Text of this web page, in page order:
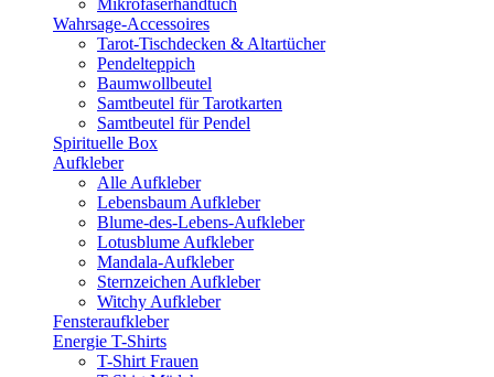
Mikrofaserhandtuch
Wahrsage-Accessoires
Tarot-Tischdecken & Altartücher
Pendelteppich
Baumwollbeutel
Samtbeutel für Tarotkarten
Samtbeutel für Pendel
Spirituelle Box
Aufkleber
Alle Aufkleber
Lebensbaum Aufkleber
Blume-des-Lebens-Aufkleber
Lotusblume Aufkleber
Mandala-Aufkleber
Sternzeichen Aufkleber
Witchy Aufkleber
Fensteraufkleber
Energie T-Shirts
T-Shirt Frauen